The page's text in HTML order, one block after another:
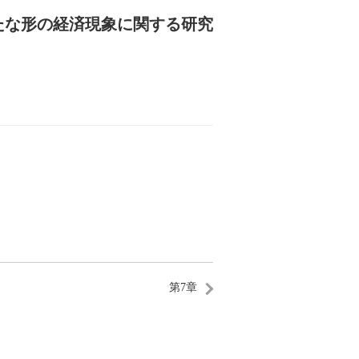
形の経済現象に関する研究
第7章